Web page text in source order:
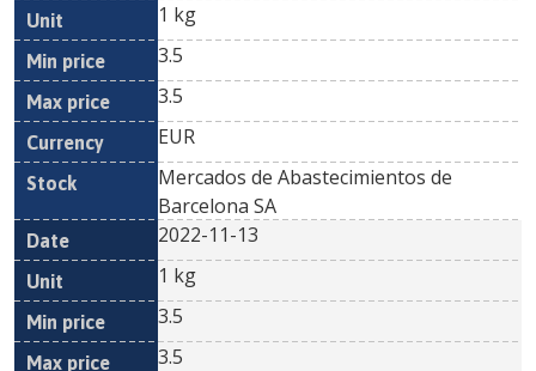
1 kg
3.5
3.5
EUR
Mercados de Abastecimientos de
Barcelona SA
2022-11-13
1 kg
3.5
3.5